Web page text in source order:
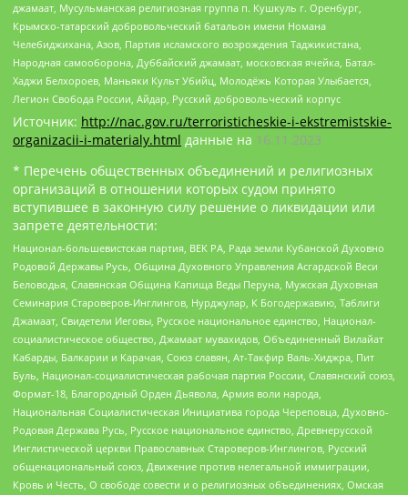
джамаат, Мусульманская религиозная группа п. Кушкуль г. Оренбург,
Крымско-татарский добровольческий батальон имени Номана
Челебиджихана, Азов, Партия исламского возрождения Таджикистана,
Народная самооборона, Дуббайский джамаат, московская ячейка, Батал-
Хаджи Белхороев, Маньяки Культ Убийц, Молодёжь Которая Улыбается,
Легион Свобода России, Айдар, Русский добровольческий корпус
Источник: http://nac.gov.ru/terroristicheskie-i-ekstremistskie-
organizacii-i-materialy.html данные на 16.11.2023
* Перечень общественных объединений и религиозных
организаций в отношении которых судом принято
вступившее в законную силу решение о ликвидации или
запрете деятельности:
Национал-большевистская партия, ВЕК РА, Рада земли Кубанской Духовно
Родовой Державы Русь, Община Духовного Управления Асгардской Веси
Беловодья, Славянская Община Капища Веды Перуна, Мужская Духовная
Семинария Староверов-Инглингов, Нурджулар, К Богодержавию, Таблиги
Джамаат, Свидетели Иеговы, Русское национальное единство, Национал-
социалистическое общество, Джамаат мувахидов, Объединенный Вилайат
Кабарды, Балкарии и Карачая, Союз славян, Ат-Такфир Валь-Хиджра, Пит
Буль, Национал-социалистическая рабочая партия России, Славянский союз,
Формат-18, Благородный Орден Дьявола, Армия воли народа,
Национальная Социалистическая Инициатива города Череповца, Духовно-
Родовая Держава Русь, Русское национальное единство, Древнерусской
Инглистической церкви Православных Староверов-Инглингов, Русский
общенациональный союз, Движение против нелегальной иммиграции,
Кровь и Честь, О свободе совести и о религиозных объединениях, Омская